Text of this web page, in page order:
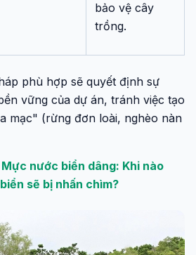
bảo vệ cây
trồng.
phù hợp sẽ quyết định sự
vững của dự án, tránh việc tạo
mạc" (rừng đơn loài, nghèo nàn
Mực nước biển dâng: Khi nào
sẽ bị nhấn chìm?